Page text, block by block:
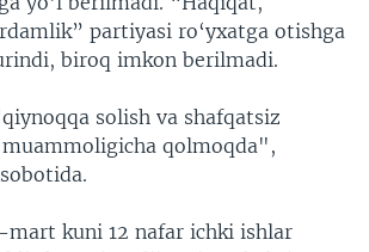
partiyasi ro‘yxatga otishga
biroq imkon berilmadi.
solish va shafqatsiz
qolmoqda",
kuni 12 nafar ichki ishlar